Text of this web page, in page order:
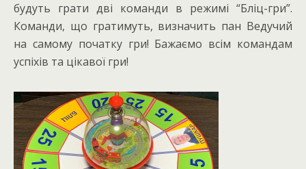
будуть грати дві команди в режимі “Бліц-гри”.
Команди, що гратимуть, визначить пан Ведучий
на самому початку гри! Бажаємо всім командам
успіхів та цікавої гри!